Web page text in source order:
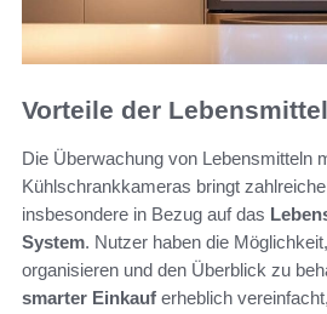
Vorteile der
Die Überwachung von Lebensmitteln
Kühlschrankkameras bringt
insbesondere in Bezug auf das
System. Nutzer haben die
organisieren und den Überblick zu
smarter Einkauf erheblich